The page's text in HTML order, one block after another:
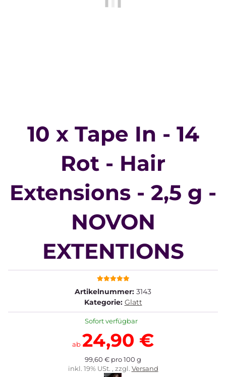
10 x Tape In - 14
Rot - Hair
Extensions - 2,5 g -
NOVON
EXTENTIONS
Artikelnummer: 3143
Kategorie: Glatt
Sofort verfügbar
ab24,90 €
99,60 € pro 100 g
inkl. 19% USt. , zzgl. Versand